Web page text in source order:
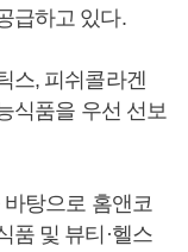
급하고 있다.
스, 피쉬콜라겐
식품을 우선 선보
탕으로 홈앤코
품 및 뷰티·헬스